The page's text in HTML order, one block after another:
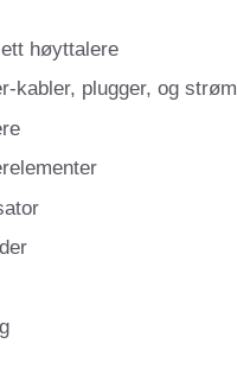
høyttalere
kabler, plugger, og strøm